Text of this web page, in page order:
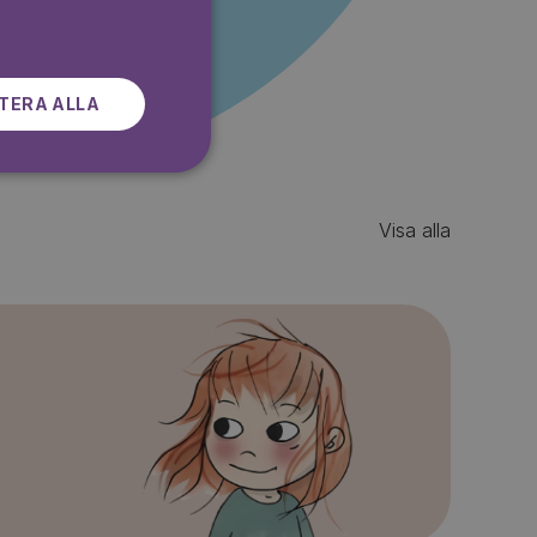
Visa alla
ALLA